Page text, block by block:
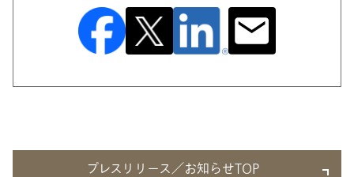
プレスリリース／お知らせTOP